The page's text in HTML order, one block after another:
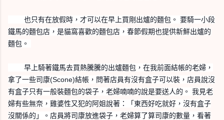
也只有在放假時，才可以在早上買剛出爐的麵包。 要騎一小段
鐵馬的麵包店，是貓窩喜歡的麵包店，春節假期也提供新鮮出爐的
麵包。
早上騎著鐵馬去買熱騰騰的出爐麵包，在我前面結帳的老婦 ，
拿了一些司康(Scone)結帳，問著店員有沒有盒子可以裝，店員說沒
有盒子只有一般裝麵包的袋子，老婦喃喃的說是要送人的。 我見老
婦有些無奈，雞婆性又犯的阿姐說著：「東西好吃就好，沒有盒子
沒關係的」。店員將司康放進袋子，老婦算了算司康的數量，看著